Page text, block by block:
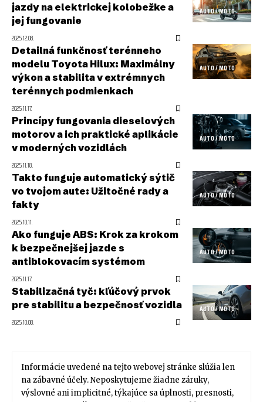
AUTO / MOTO
jazdy na elektrickej kolobežke a
jej fungovanie
2025.12.08.
AUTO / MOTO
Detailná funkčnosť terénneho
modelu Toyota Hilux: Maximálny
výkon a stabilita v extrémnych
terénnych podmienkach
2025.11.17.
AUTO / MOTO
Princípy fungovania dieselových
motorov a ich praktické aplikácie
v moderných vozidlách
2025.11.18.
AUTO / MOTO
Takto funguje automatický sýtič
vo tvojom aute: Užitočné rady a
fakty
2025.10.11.
AUTO / MOTO
Ako funguje ABS: Krok za krokom
k bezpečnejšej jazde s
antiblokovacím systémom
2025.11.17.
AUTO / MOTO
Stabilizačná tyč: kľúčový prvok
pre stabilitu a bezpečnosť vozidla
2025.10.08.
Informácie uvedené na tejto webovej stránke slúžia len
na zábavné účely. Neposkytujeme žiadne záruky,
výslovné ani implicitné, týkajúce sa úplnosti, presnosti,